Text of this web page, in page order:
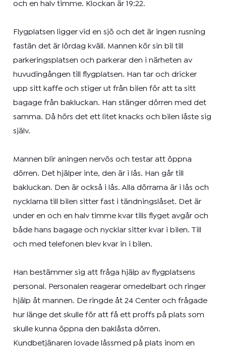
och en halv timme. Klockan är 19:22.
Flygplatsen ligger vid en sjö och det är ingen rusning
fastän det är lördag kväll. Mannen kör sin bil till
parkeringsplatsen och parkerar den i närheten av
huvudingången till flygplatsen. Han tar och dricker
upp sitt kaffe och stiger ut från bilen för att ta sitt
bagage från bakluckan. Han stänger dörren med det
samma. Då hörs det ett litet knacks och bilen låste sig
själv.
Mannen blir aningen nervös och testar att öppna
dörren. Det hjälper inte, den är i lås. Han går till
bakluckan. Den är också i lås. Alla dörrarna är i lås och
nycklarna till bilen sitter fast i tändningslåset. Det är
under en och en halv timme kvar tills flyget avgår och
både hans bagage och nycklar sitter kvar i bilen. Till
och med telefonen blev kvar in i bilen.
Han bestämmer sig att fråga hjälp av flygplatsens
personal. Personalen reagerar omedelbart och ringer
hjälp åt mannen. De ringde åt 24 Center och frågade
hur länge det skulle för att få ett proffs på plats som
skulle kunna öppna den baklåsta dörren.
Kundbetjänaren lovade låssmed på plats inom en